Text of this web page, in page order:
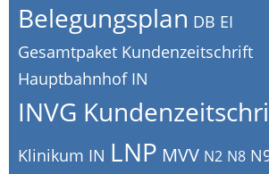
Belegungsplan DB EI
Gesamtpaket Kundenzeitschrift
Hauptbahnhof IN
INVG
Klinikum IN LNP MVV N2 N8